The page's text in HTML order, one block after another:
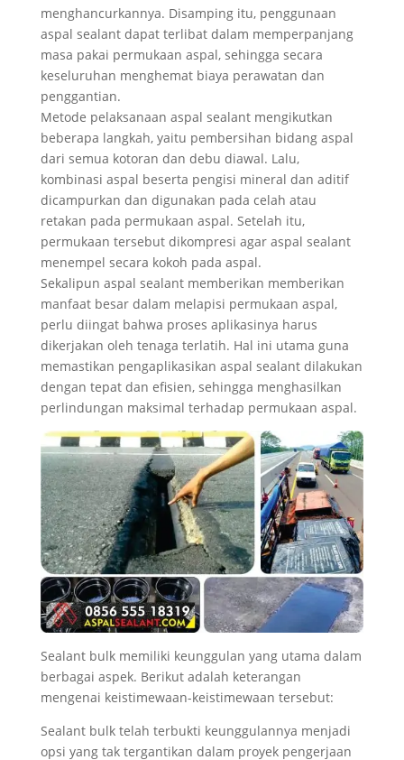
menghancurkannya. Disamping itu, penggunaan
aspal sealant dapat terlibat dalam memperpanjang
masa pakai permukaan aspal, sehingga secara
keseluruhan menghemat biaya perawatan dan
penggantian.
Metode pelaksanaan aspal sealant mengikutkan
beberapa langkah, yaitu pembersihan bidang aspal
dari semua kotoran dan debu diawal. Lalu,
kombinasi aspal beserta pengisi mineral dan aditif
dicampurkan dan digunakan pada celah atau
retakan pada permukaan aspal. Setelah itu,
permukaan tersebut dikompresi agar aspal sealant
menempel secara kokoh pada aspal.
Sekalipun aspal sealant memberikan memberikan
manfaat besar dalam melapisi permukaan aspal,
perlu diingat bahwa proses aplikasinya harus
dikerjakan oleh tenaga terlatih. Hal ini utama guna
memastikan pengaplikasikan aspal sealant dilakukan
dengan tepat dan efisien, sehingga menghasilkan
perlindungan maksimal terhadap permukaan aspal.
Sealant bulk memiliki keunggulan yang utama dalam
berbagai aspek. Berikut adalah keterangan
mengenai keistimewaan-keistimewaan tersebut:
Sealant bulk telah terbukti keunggulannya menjadi
opsi yang tak tergantikan dalam proyek pengerjaan